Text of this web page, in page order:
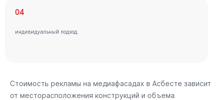
04
индивидуальный подход.
Стоимость рекламы на медиафасадах в Асбесте зависит
от месторасположения конструкций и объема